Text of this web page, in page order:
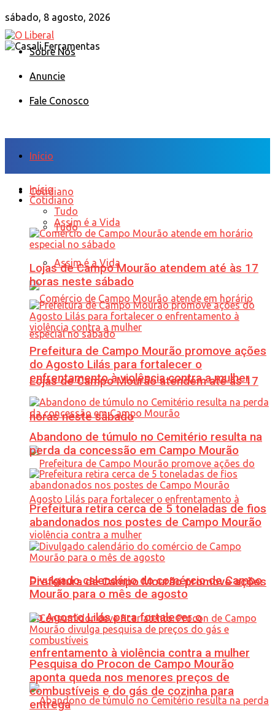
sábado, 8 agosto, 2026
Sobre Nós
Anuncie
Fale Conosco
Início
Cotidiano
Tudo
Assim é a Vida
Lojas de Campo Mourão atendem até às 17
horas neste sábado
Prefeitura de Campo Mourão promove ações
do Agosto Lilás para fortalecer o
enfrentamento à violência contra a mulher
Início
Cotidiano
Tudo
Assim é a Vida
Lojas de Campo Mourão atendem até às 17
horas neste sábado
Prefeitura de Campo Mourão promove ações
do Agosto Lilás para fortalecer o
enfrentamento à violência contra a mulher
Abandono de túmulo no Cemitério resulta na
perda da concessão em Campo Mourão
Prefeitura retira cerca de 5 toneladas de fios
abandonados nos postes de Campo Mourão
Divulgado calendário do comércio de Campo
Mourão para o mês de agosto
Pesquisa do Procon de Campo Mourão
aponta queda nos menores preços de
combustíveis e do gás de cozinha para
entrega